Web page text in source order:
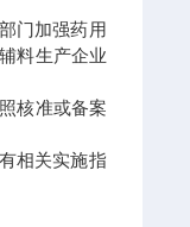
门加强药用
料生产企业
核准或备案
相关实施指